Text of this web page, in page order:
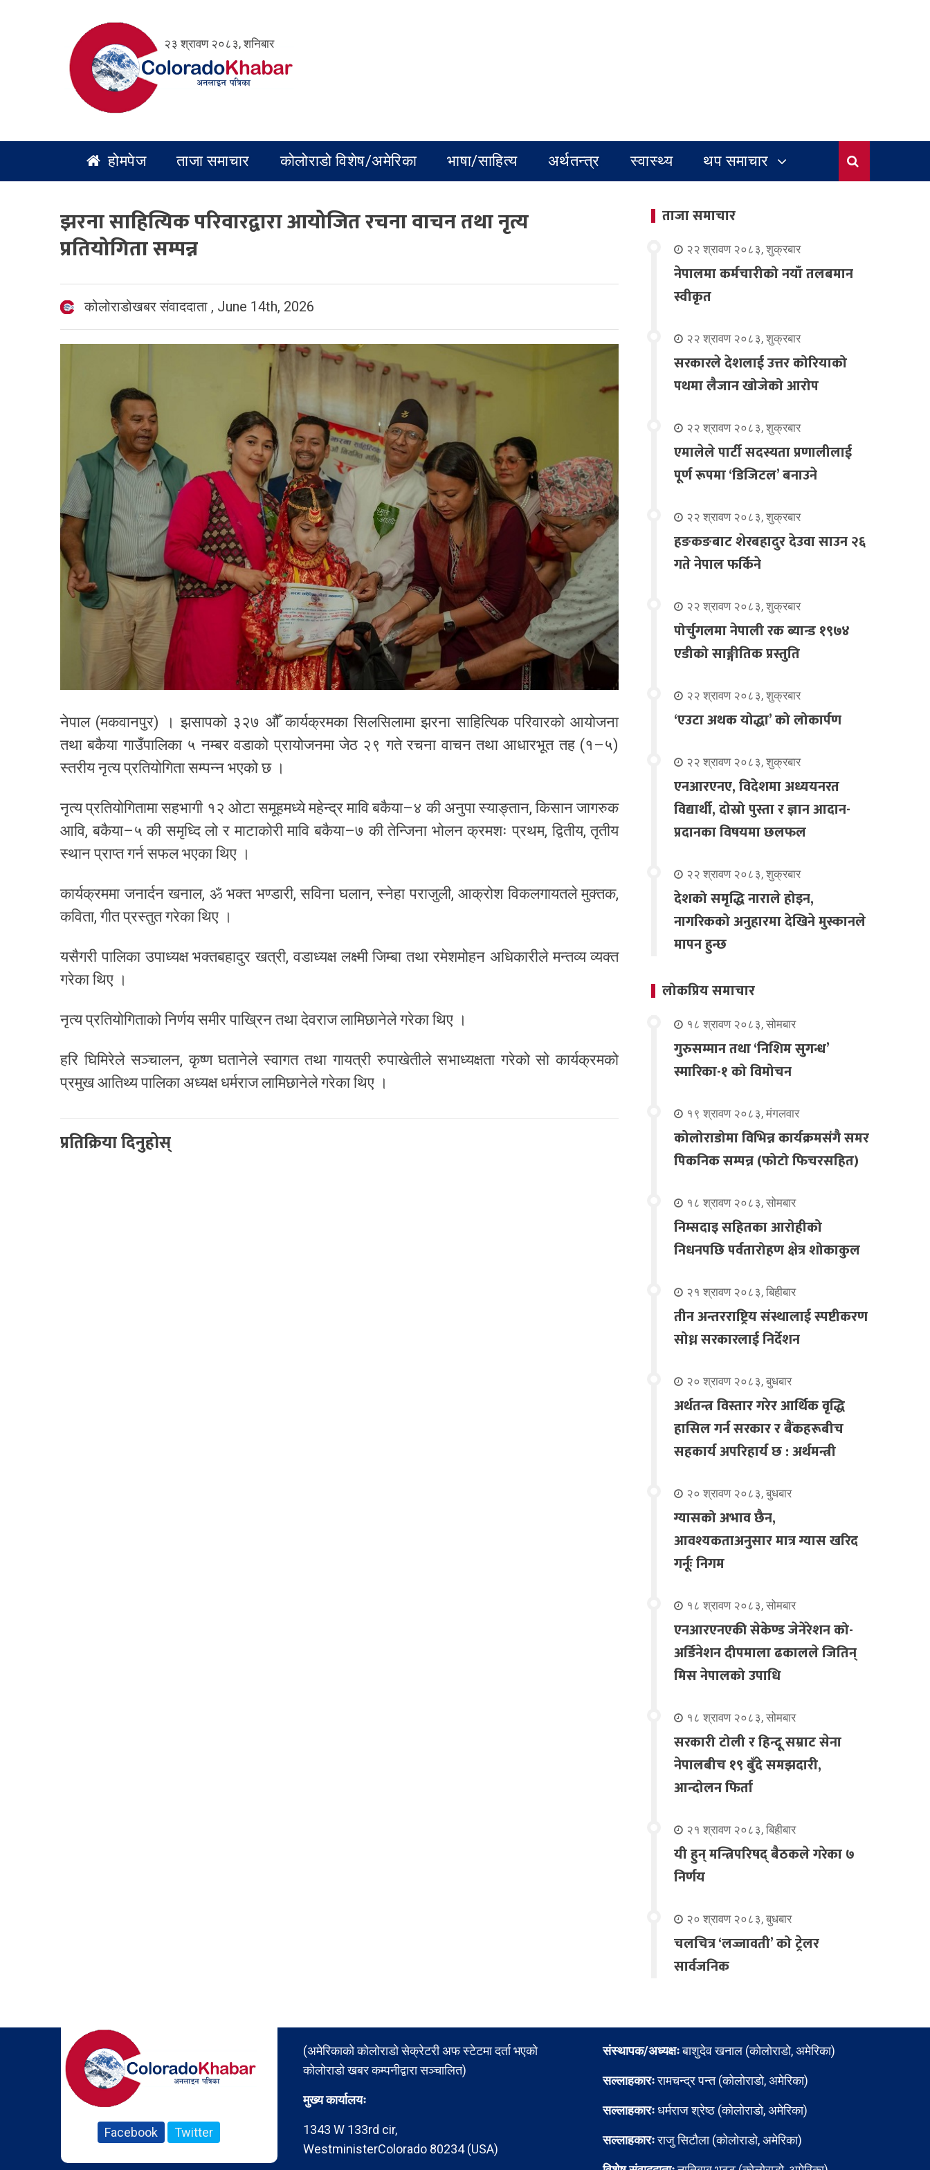
२३ श्रावण २०८३, शनिबार
होमपेज ताजा समाचार कोलोराडो विशेष/अमेरिका भाषा/साहित्य अर्थतन्त्र स्वास्थ्य थप समाचार
झरना साहित्यिक परिवारद्वारा आयोजित रचना वाचन तथा नृत्य
प्रतियोगिता सम्पन्न
कोलोराडोखबर संवाददाता , June 14th, 2026
नेपाल (मकवानपुर) । झसापको ३२७ औँ कार्यक्रमका सिलसिलामा झरना साहित्यिक परिवारको आयोजना
तथा बकैया गाउँपालिका ५ नम्बर वडाको प्रायोजनमा जेठ २९ गते रचना वाचन तथा आधारभूत तह (१–५)
स्तरीय नृत्य प्रतियोगिता सम्पन्न भएको छ ।
नृत्य प्रतियोगितामा सहभागी १२ ओटा समूहमध्ये महेन्द्र मावि बकैया–४ की अनुपा स्याङ्तान, किसान जागरुक
आवि, बकैया–५ की समृध्दि लो र माटाकोरी मावि बकैया–७ की तेन्जिना भोलन क्रमशः प्रथम, द्वितीय, तृतीय
स्थान प्राप्त गर्न सफल भएका थिए ।
कार्यक्रममा जनार्दन खनाल, ॐ भक्त भण्डारी, सविना घलान, स्नेहा पराजुली, आक्रोश विकलगायतले मुक्तक,
कविता, गीत प्रस्तुत गरेका थिए ।
यसैगरी पालिका उपाध्यक्ष भक्तबहादुर खत्री, वडाध्यक्ष लक्ष्मी जिम्बा तथा रमेशमोहन अधिकारीले मन्तव्य व्यक्त
गरेका थिए ।
नृत्य प्रतियोगिताको निर्णय समीर पाख्रिन तथा देवराज लामिछानेले गरेका थिए ।
हरि घिमिरेले सञ्चालन, कृष्ण घतानेले स्वागत तथा गायत्री रुपाखेतीले सभाध्यक्षता गरेको सो कार्यक्रमको
प्रमुख आतिथ्य पालिका अध्यक्ष धर्मराज लामिछानेले गरेका थिए ।
प्रतिक्रिया दिनुहोस्
ताजा समाचार
२२ श्रावण २०८३, शुक्रबार
नेपालमा कर्मचारीको नयाँ तलबमान
स्वीकृत
२२ श्रावण २०८३, शुक्रबार
सरकारले देशलाई उत्तर कोरियाको
पथमा लैजान खोजेको आरोप
२२ श्रावण २०८३, शुक्रबार
एमालेले पार्टी सदस्यता प्रणालीलाई
पूर्ण रूपमा ‘डिजिटल’ बनाउने
२२ श्रावण २०८३, शुक्रबार
हङकङबाट शेरबहादुर देउवा साउन २६
गते नेपाल फर्किने
२२ श्रावण २०८३, शुक्रबार
पोर्चुगलमा नेपाली रक ब्यान्ड १९७४
एडीको साङ्गीतिक प्रस्तुति
२२ श्रावण २०८३, शुक्रबार
‘एउटा अथक योद्धा’ को लोकार्पण
२२ श्रावण २०८३, शुक्रबार
एनआरएनए, विदेशमा अध्ययनरत
विद्यार्थी, दोस्रो पुस्ता र ज्ञान आदान-
प्रदानका विषयमा छलफल
२२ श्रावण २०८३, शुक्रबार
देशको समृद्धि नाराले होइन,
नागरिकको अनुहारमा देखिने मुस्कानले
मापन हुन्छ
लोकप्रिय समाचार
१८ श्रावण २०८३, सोमबार
गुरुसम्मान तथा ‘निशिम सुगन्ध’
स्मारिका-१ को विमोचन
१९ श्रावण २०८३, मंगलवार
कोलोराडोमा विभिन्न कार्यक्रमसंगै समर
पिकनिक सम्पन्न (फोटो फिचरसहित)
१८ श्रावण २०८३, सोमबार
निम्सदाइ सहितका आरोहीको
निधनपछि पर्वतारोहण क्षेत्र शोकाकुल
२१ श्रावण २०८३, बिहीबार
तीन अन्तरराष्ट्रिय संस्थालाई स्पष्टीकरण
सोध्न सरकारलाई निर्देशन
२० श्रावण २०८३, बुधबार
अर्थतन्त्र विस्तार गरेर आर्थिक वृद्धि
हासिल गर्न सरकार र बैंकहरूबीच
सहकार्य अपरिहार्य छ : अर्थमन्त्री
२० श्रावण २०८३, बुधबार
ग्यासको अभाव छैन,
आवश्यकताअनुसार मात्र ग्यास खरिद
गर्नूः निगम
१८ श्रावण २०८३, सोमबार
एनआरएनएकी सेकेण्ड जेनेरेशन को-
अर्डिनेशन दीपमाला ढकालले जितिन्
मिस नेपालको उपाधि
१८ श्रावण २०८३, सोमबार
सरकारी टोली र हिन्दू सम्राट सेना
नेपालबीच १९ बुँदे समझदारी,
आन्दोलन फिर्ता
२१ श्रावण २०८३, बिहीबार
यी हुन् मन्त्रिपरिषद् बैठकले गरेका ७
निर्णय
२० श्रावण २०८३, बुधबार
चलचित्र ‘लज्जावती’ को ट्रेलर
सार्वजनिक
Facebook Twitter
(अमेरिकाको कोलोराडो सेक्रेटरी अफ स्टेटमा दर्ता भएको
कोलोराडो खबर कम्पनीद्वारा सञ्चालित)
मुख्य कार्यालयः
1343 W 133rd cir,
WestministerColorado 80234 (USA)
संस्थापक/अध्यक्षःबाशुदेव खनाल (कोलोराडो, अमेरिका)
सल्लाहकारःरामचन्द्र पन्त (कोलोराडो, अमेरिका)
सल्लाहकारःधर्मराज श्रेष्ठ (कोलोराडो, अमेरिका)
सल्लाहकारःराजु सिटौला (कोलोराडो, अमेरिका)